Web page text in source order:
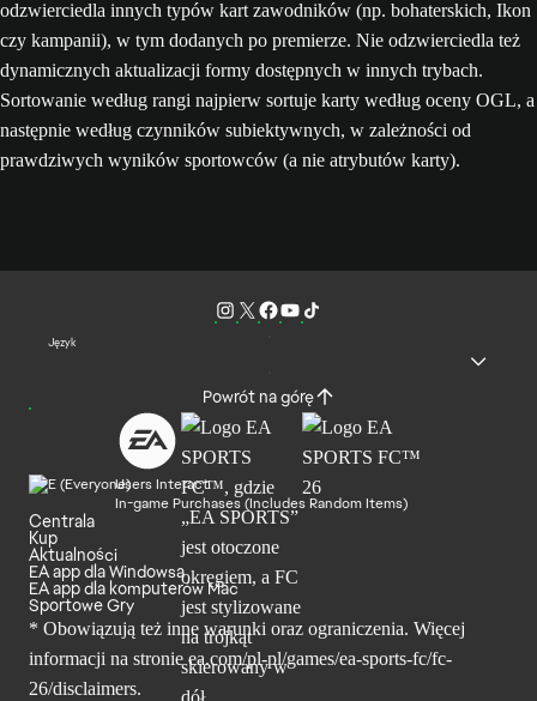
odzwierciedla innych typów kart zawodników (np. bohaterskich, Ikon
czy kampanii), w tym dodanych po premierze. Nie odzwierciedla też
dynamicznych aktualizacji formy dostępnych w innych trybach.
Sortowanie według rangi najpierw sortuje karty według oceny OGL, a
następnie według czynników subiektywnych, w zależności od
prawdziwych wyników sportowców (a nie atrybutów karty).
Język
Powrót na górę
Users Interact
In-game Purchases (Includes Random Items)
Centrala
Kup
Aktualności
EA app dla Windowsa
EA app dla komputerów Mac
Sportowe Gry
* Obowiązują też inne warunki oraz ograniczenia. Więcej
informacji na stronie ea.com/pl-pl/games/ea-sports-fc/fc-
26/disclaimers.